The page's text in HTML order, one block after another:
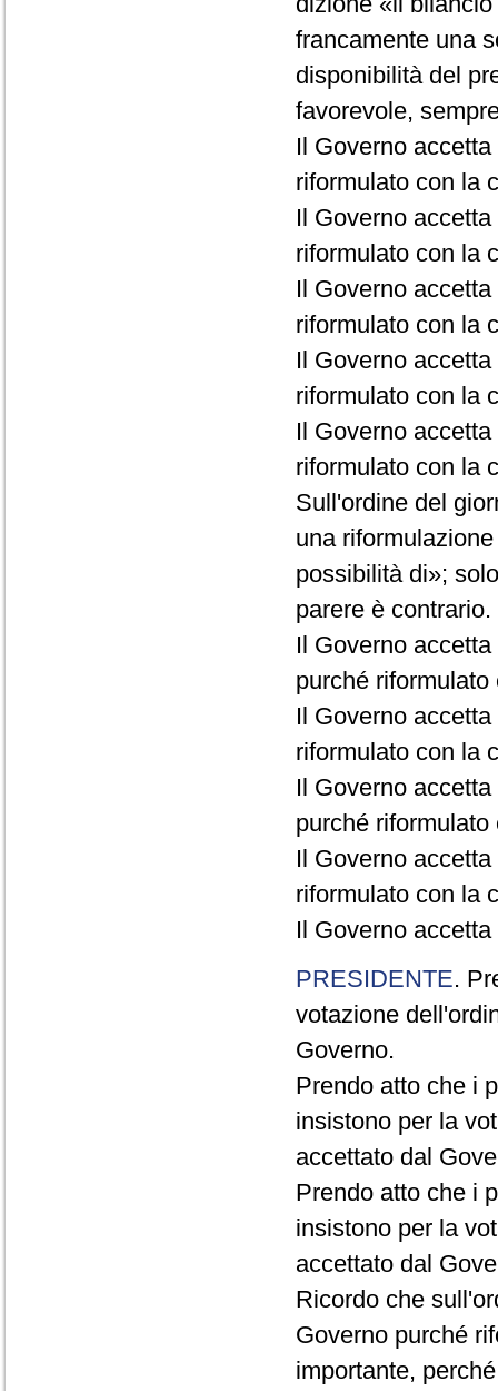
francamente una
disponibilità del
favorevole,
Il Governo
riformulato con la
Il Governo
riformulato con la
Il Governo
riformulato con la
Il Governo
riformulato con la
Il Governo
riformulato con la
Sull'ordine del
una
possibilità di»;
parere è contrario.
Il Governo
purché
Il Governo
riformulato con la
Il Governo
purché
Il Governo
riformulato con la
Il Governo
PRESIDENTE.
votazione
Governo.
Prendo atto che i
insistono per la
accettato dal
Prendo atto che i
insistono per la
accettato dal
Ricordo che
Governo purché
importante,